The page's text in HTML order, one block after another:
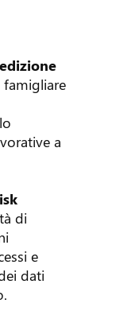
famigliare
a
di
e
dati